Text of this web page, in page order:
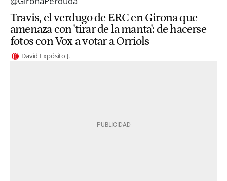
Travis, el verdugo de ERC en Girona que
amenaza con 'tirar de la manta': de hacerse
fotos con Vox a votar a Orriols
David Expósito J.